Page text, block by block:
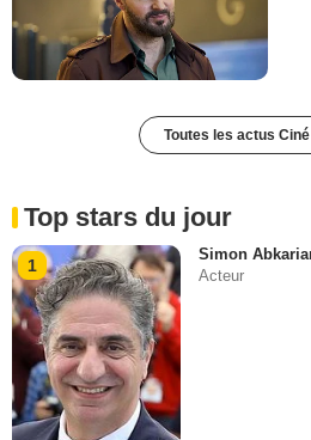
Toutes les actus
Top stars du jour
1
Simon
Acteur